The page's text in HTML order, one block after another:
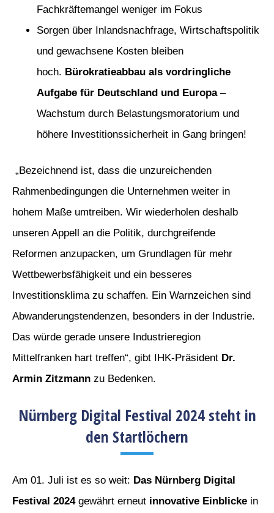
Fachkräftemangel weniger im Fokus
Sorgen über Inlandsnachfrage, Wirtschaftspolitik
und gewachsene Kosten bleiben
hoch. Bürokratieabbau als vordringliche
Aufgabe für Deutschland und Europa–
Wachstum durch Belastungsmoratorium und
höhere Investitionssicherheit in Gang bringen!
„Bezeichnend ist, dass die unzureichenden
Rahmenbedingungen die Unternehmen weiter in
hohem Maße umtreiben. Wir wiederholen deshalb
unseren Appell an die Politik, durchgreifende
Reformen anzupacken, um Grundlagen für mehr
Wettbewerbsfähigkeit und ein besseres
Investitionsklima zu schaffen. Ein Warnzeichen sind
Abwanderungstendenzen, besonders in der Industrie.
Das würde gerade unsere Industrieregion
Mittelfranken hart treffen“, gibt IHK-Präsident Dr.
Armin Zitzmann zu Bedenken.
Nürnberg Digital Festival 2024 steht in
den Startlöchern
Am 01. Juli ist es so weit: Das Nürnberg Digital
Festival 2024gewährt erneut innovative Einblicke in